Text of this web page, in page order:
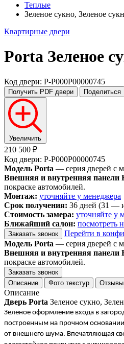
Теплые
Зеленое сукно, Зеленое
Квартирные двери
Porta Зеленое
Код двери: P-P000P00000745
Получить PDF двери Поделиться
Увеличить
210 500 ₽
Код двери: P-P000P00000745
Модель Porta — серия дверей с
Внешняя и внутренняя панели
покраске автомобилей.
Монтаж: уточняйте у менеджера
Срок получения: 36 дней (31 —
Стоимость замера: уточняйте у
Ближайший салон: посмотреть
Заказать звонок
Перейти в
Модель Porta — серия дверей с
Внешняя и внутренняя панели
покраске автомобилей.
Заказать звонок
Описание
Фото текстур Отзывы
Описание
Дверь Porta Зеленое сукно,
Зеленое оформление входа в
построенным на прочном
от внешнего шума. Впечатляющая